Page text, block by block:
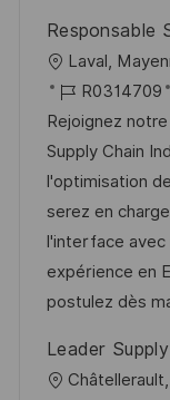
t
e
y
Responsable
L
o
c
a
t
i
o
n
Laval,
J
o
b
I
d
R0314709
Rejoignez
Supply Chain
l'optimisation
serez en
l'interface avec
expérience en
postulez dès
Leader
L